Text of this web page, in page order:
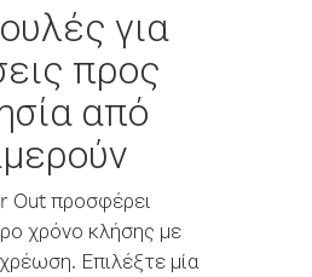
για
προς
από
Out προσφέρει
χρόνο κλήσης με
Επιλέξτε μία